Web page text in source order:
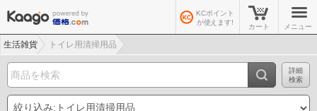
KCポイント
が使えます!
カート メニュー
生活雑貨 トイレ用清掃用品
詳細
検索